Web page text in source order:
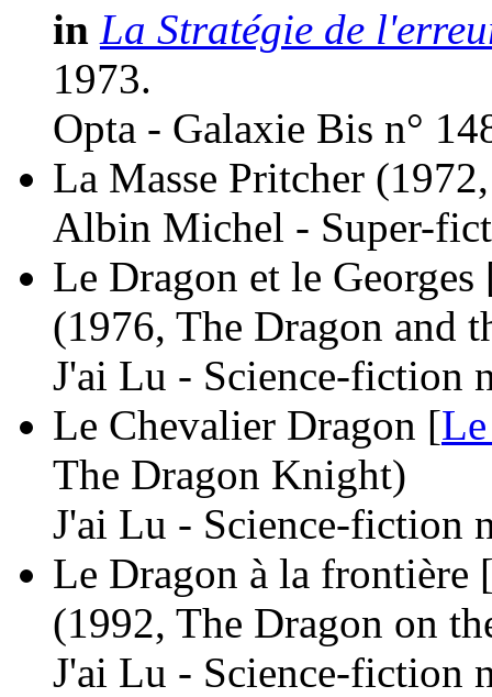
in La Stratégie de
1973.
Opta - Galaxie Bis n°
La Masse Pritcher
Albin Michel - Super-
Le Dragon et le Georges
(1976, The Dragon and
J'ai Lu - Science-fiction
Le Chevalier Dragon [
The Dragon Knight)
J'ai Lu - Science-fiction
Le Dragon à la frontière
(1992, The Dragon on
J'ai Lu - Science-fiction